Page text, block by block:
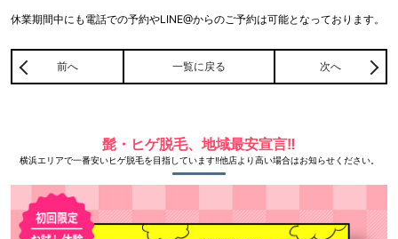
休業期間中にも電話での予約やLINE@からのご予約は可能となっております。
前へ 一覧に戻る 次へ
髭・ヒゲ脱毛、地域最安宣言‼
横浜エリアで一番安いヒゲ脱毛を目指しています‼他店より高い場合はお知らせください。